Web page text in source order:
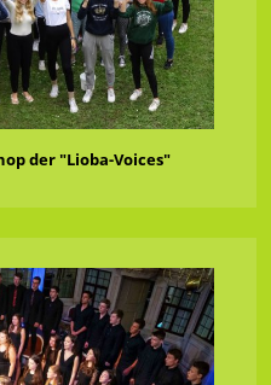
der "Lioba-Voices"